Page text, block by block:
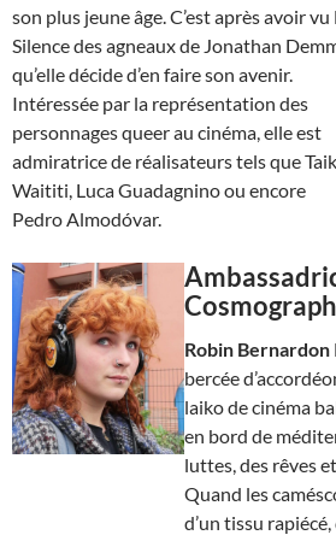
son plus jeune âge. C’est après avoir vu
Silence des agneaux de Jonathan
qu’elle décide d’en faire son avenir.
Intéressée par la représentation des
personnages queer au cinéma, elle est
admiratrice de réalisateurs tels que
Waititi, Luca Guadagnino ou encore
Pedro Almodóvar.
Cosmograph
Robin Bernardon
bercée
laiko de cinéma
en bord de
luttes, des rêves
Quand les
d’un tissu